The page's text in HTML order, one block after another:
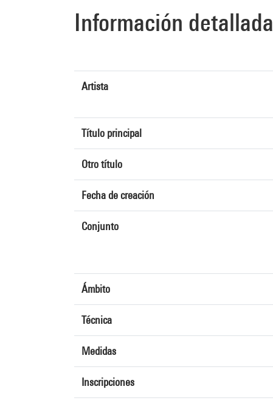
Información detallada
Artista
Título principal
Otro título
Fecha de creación
Conjunto
Ámbito
Técnica
Medidas
Inscripciones